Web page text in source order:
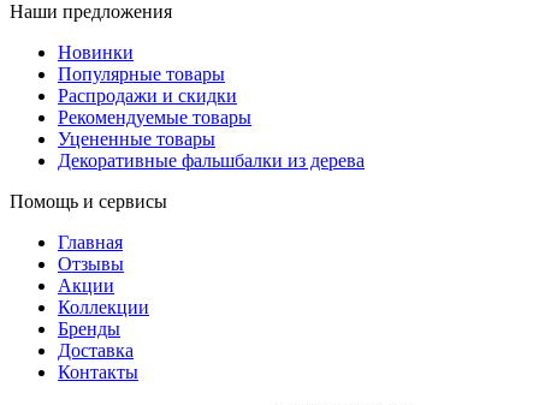
Наши предложения
Новинки
Популярные товары
Распродажи и скидки
Рекомендуемые товары
Уцененные товары
Декоративные фальшбалки из дерева
Помощь и сервисы
Главная
Отзывы
Акции
Коллекции
Бренды
Доставка
Контакты